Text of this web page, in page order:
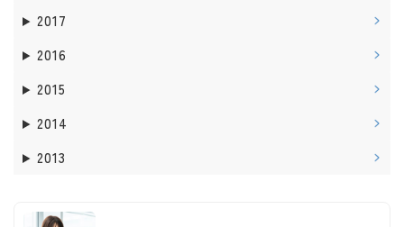
2017
2016
2015
2014
2013